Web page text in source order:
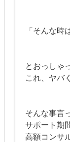
「そんな時
とおっしゃ
これ、ヤバ
そんな事言
サポート期
高額コンサ